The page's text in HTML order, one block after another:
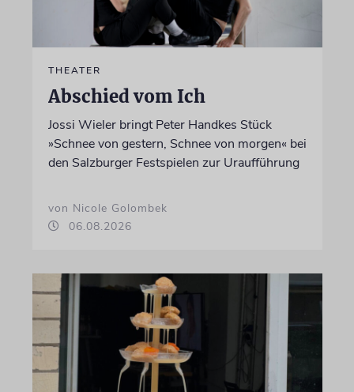
THEATER
Abschied vom Ich
Jossi Wieler bringt Peter Handkes Stück
»Schnee von gestern, Schnee von morgen« bei
den Salzburger Festspielen zur Uraufführung
von Nicole Golombek
06.08.2026